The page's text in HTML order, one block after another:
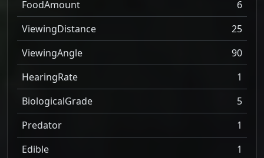
FoodAmount
6
ViewingDistance
25
ViewingAngle
90
HearingRate
1
BiologicalGrade
5
Predator
1
Edible
1